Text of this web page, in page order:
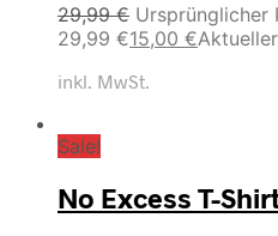
29,99€ Ursprünglicher
29,99 €15,00 €
inkl. MwSt.
Sale!
No Excess T-